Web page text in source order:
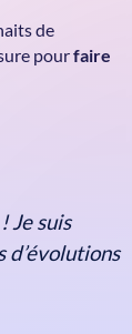
de
pourfaire
Je suis
d’évolutions